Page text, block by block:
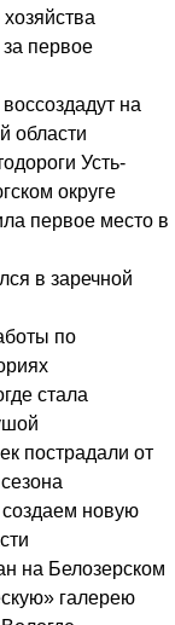
первое
на
области
Усть-
округе
первое место в
в заречной
по
стала
пострадали от
новую
на Белозерском
галерею